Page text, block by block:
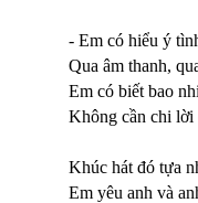
- Em có hiểu ý
Qua âm thanh,
Em có biết bao
Không cần chi lời
Khúc hát đó tựa
Em yêu anh và